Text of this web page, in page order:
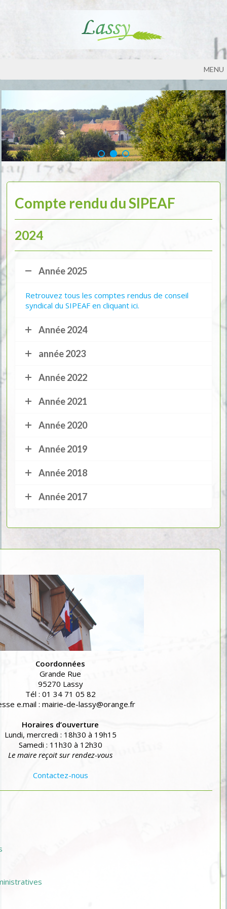
MENU
Compte rendu du SIPEAF
2024
Année 2025
Retrouvez tous les comptes rendus de conseil
syndical du SIPEAF en cliquant ici.
Année 2024
année 2023
Année 2022
Année 2021
Année 2020
Année 2019
Année 2018
Année 2017
Coordonnées
Grande Rue
95270 Lassy
Tél : 01 34 71 05 82
e.mail : mairie-de-lassy@orange.fr
Horaires d’ouverture
Lundi, mercredi : 18h30 à 19h15
Samedi : 11h30 à 12h30
Le maire reçoit sur rendez-vous
Contactez-nous